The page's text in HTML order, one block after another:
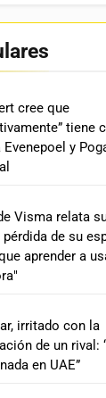
cree que
tiene
y
Visma relata
de su
aprender a
irritado con la
de un rival:
en UAE”